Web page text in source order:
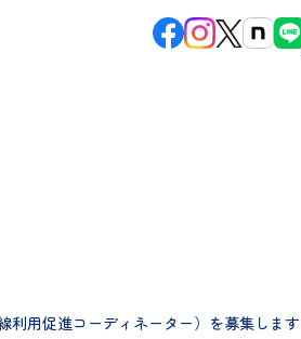
利用促進コーディネーター）を募集します